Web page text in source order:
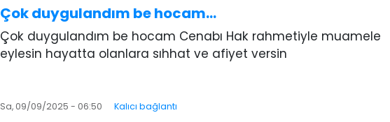
Çok duygulandım be hocam…
Çok duygulandım be hocam Cenabı Hak rahmetiyle muamele
eylesin hayatta olanlara sıhhat ve afiyet versin
Sa, 09/09/2025 - 06:50 Kalıcı bağlantı